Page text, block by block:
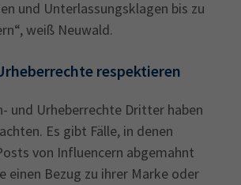
und Unterlassungsklagen bis zu
weiß Neuwald.
respektieren
und Urheberrechte Dritter haben
Es gibt Fälle, in denen
von Influencern abgemahnt
einen Bezug zu ihrer Marke oder